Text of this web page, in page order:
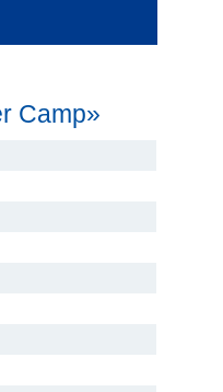
Camp»